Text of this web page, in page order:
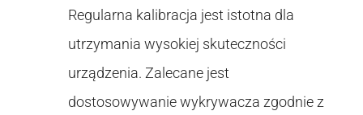
Regularna kalibracja jest istotna dla
utrzymania wysokiej skuteczności
urządzenia. Zalecane jest
dostosowywanie wykrywacza zgodnie z